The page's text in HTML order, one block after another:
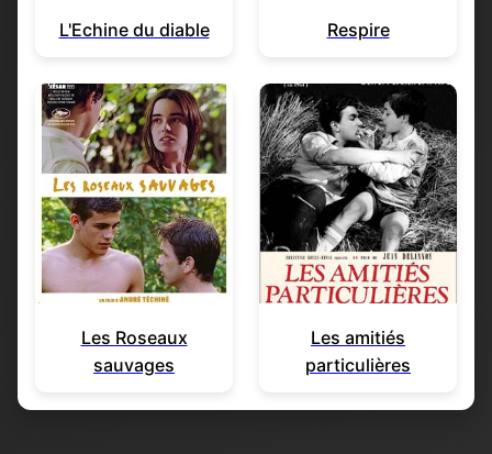
L'Echine du diable Respire
Les Roseaux
sauvages
Les amitiés
particulières